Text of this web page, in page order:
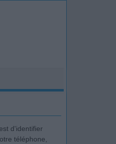
d'identifier
téléphone,